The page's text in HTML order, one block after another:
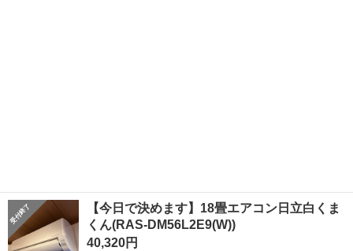
【今日で決めます】18畳エアコン日立白くま
くん(RAS-DM56L2E9(W))
40,320円